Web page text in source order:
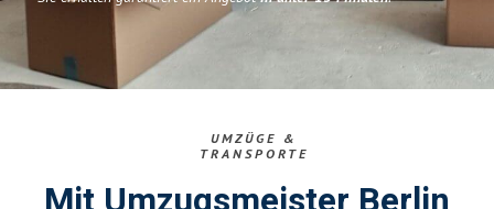
UMZÜGE &
TRANSPORTE